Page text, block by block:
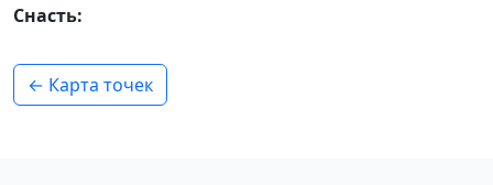
Снасть:
← Карта точек